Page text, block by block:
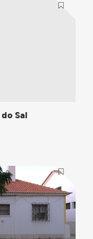
Sal